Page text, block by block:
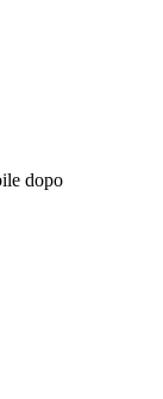
dopo